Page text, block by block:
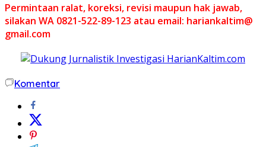
Permintaan ralat, koreksi, revisi maupun hak jawab,
silakan WA 0821-522-89-123 atau email: hariankaltim@
gmail.com
Komentar